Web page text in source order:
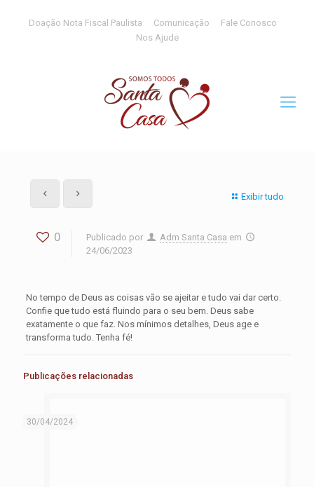
Doação Nota Fiscal Paulista Comunicação
Fale Conosco
Nos Ajude
Exibir tudo
0 Publicado por Adm Santa Casa em
24/06/2023
No tempo de Deus as coisas vão se ajeitar e tudo vai dar certo.
Confie que tudo está fluindo para o seu bem. Deus sabe
exatamente o que faz. Nos mínimos detalhes, Deus age e
transforma tudo. Tenha fé!
Publicações relacionadas
30/04/2024